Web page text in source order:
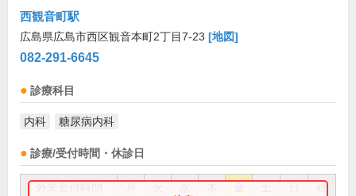
西観音町駅
広島県広島市西区観音本町2丁目7-23 [地図]
082-291-6645
診療科目
内科 糖尿病内科
診療/受付時間・休診日
祝